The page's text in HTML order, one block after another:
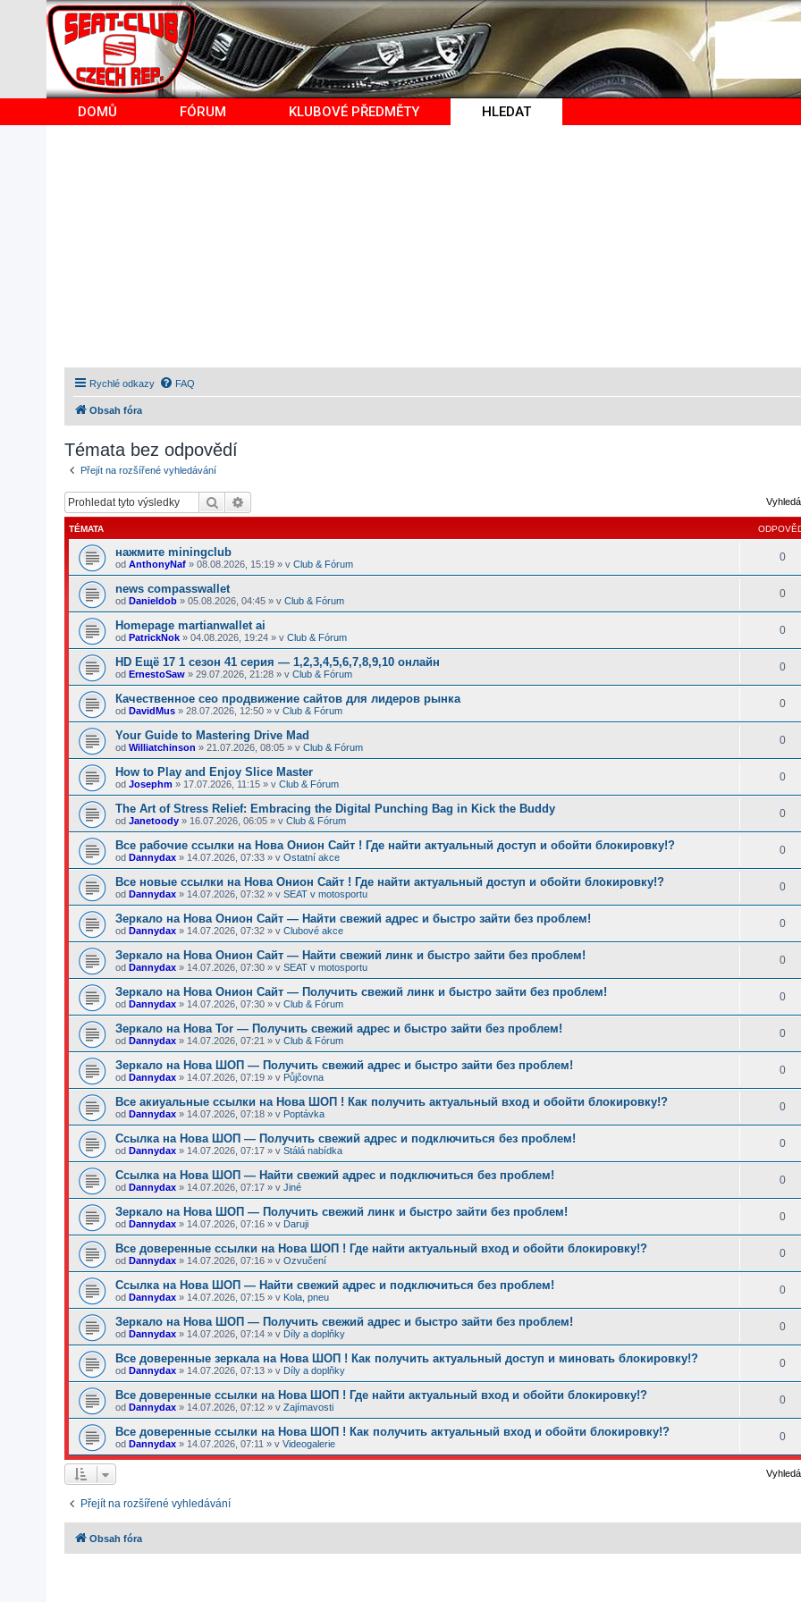
DOMŮ FÓRUM KLUBOVÉ PŘEDMĚTY HLEDAT
Rychlé odkazy FAQ
Obsah fóra
Témata bez odpovědí
Přejít na rozšířené vyhledávání
Hledat
TÉMATA
нажмите miningclub
od AnthonyNaf » 08.08.2026, 15:19 » v Club & Fórum
0
news compasswallet
od Danieldob » 05.08.2026, 04:45 » v Club & Fórum
0
Homepage martianwallet ai
od PatrickNok » 04.08.2026, 19:24 » v Club & Fórum
0
HD Ещё 17 1 сезон 41 серия — 1,2,3,4,5,6,7,8,9,10 онлайн
od ErnestoSaw » 29.07.2026, 21:28 » v Club & Fórum
0
Качественное сео продвижение сайтов для лидеров рынка
od DavidMus » 28.07.2026, 12:50 » v Club & Fórum
0
Your Guide to Mastering Drive Mad
od Williatchinson » 21.07.2026, 08:05 » v Club & Fórum
0
How to Play and Enjoy Slice Master
od Josephm » 17.07.2026, 11:15 » v Club & Fórum
0
The Art of Stress Relief: Embracing the Digital Punching Bag in Kick the Buddy
od Janetoody » 16.07.2026, 06:05 » v Club & Fórum
0
Все рабочие ссылки на Нова Онион Сайт ! Где найти актуальный доступ и обойти блокировку!?
od Dannydax » 14.07.2026, 07:33 » v Ostatní akce
0
Все новые ссылки на Нова Онион Сайт ! Где найти актуальный доступ и обойти блокировку!?
od Dannydax » 14.07.2026, 07:32 » v SEAT v motosportu
0
Зеркало на Нова Онион Сайт — Найти свежий адрес и быстро зайти без проблем!
od Dannydax » 14.07.2026, 07:32 » v Clubové akce
0
Зеркало на Нова Онион Сайт — Найти свежий линк и быстро зайти без проблем!
od Dannydax » 14.07.2026, 07:30 » v SEAT v motosportu
0
Зеркало на Нова Онион Сайт — Получить свежий линк и быстро зайти без проблем!
od Dannydax » 14.07.2026, 07:30 » v Club & Fórum
0
Зеркало на Нова Tor — Получить свежий адрес и быстро зайти без проблем!
od Dannydax » 14.07.2026, 07:21 » v Club & Fórum
0
Зеркало на Нова ШОП — Получить свежий адрес и быстро зайти без проблем!
od Dannydax » 14.07.2026, 07:19 » v Půjčovna
0
Все акиуальные ссылки на Нова ШОП ! Как получить актуальный вход и обойти блокировку!?
od Dannydax » 14.07.2026, 07:18 » v Poptávka
0
Ссылка на Нова ШОП — Получить свежий адрес и подключиться без проблем!
od Dannydax » 14.07.2026, 07:17 » v Stálá nabídka
0
Ссылка на Нова ШОП — Найти свежий адрес и подключиться без проблем!
od Dannydax » 14.07.2026, 07:17 » v Jiné
0
Зеркало на Нова ШОП — Получить свежий линк и быстро зайти без проблем!
od Dannydax » 14.07.2026, 07:16 » v Daruji
0
Все доверенные ссылки на Нова ШОП ! Где найти актуальный вход и обойти блокировку!?
od Dannydax » 14.07.2026, 07:16 » v Ozvučení
0
Ссылка на Нова ШОП — Найти свежий адрес и подключиться без проблем!
od Dannydax » 14.07.2026, 07:15 » v Kola, pneu
0
Зеркало на Нова ШОП — Получить свежий адрес и быстро зайти без проблем!
od Dannydax » 14.07.2026, 07:14 » v Díly a doplňky
0
Все доверенные зеркала на Нова ШОП ! Как получить актуальный доступ и миновать блокировку!?
od Dannydax » 14.07.2026, 07:13 » v Díly a doplňky
0
Все доверенные ссылки на Нова ШОП ! Где найти актуальный вход и обойти блокировку!?
od Dannydax » 14.07.2026, 07:12 » v Zajímavosti
0
Все доверенные ссылки на Нова ШОП ! Как получить актуальный вход и обойти блокировку!?
od Dannydax » 14.07.2026, 07:11 » v Videogalerie
0
Přejít na rozšířené vyhledávání
Obsah fóra